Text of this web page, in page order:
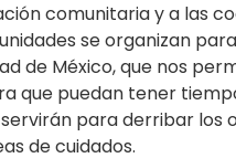
comunitaria y a las
se organizan
de México, que nos
que puedan tener
para derribar
de cuidados.